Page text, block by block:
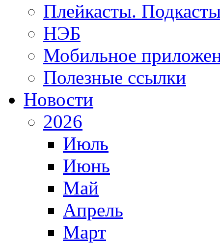
Плейкасты.
НЭБ
Мобильное
Полезные ссылки
Новости
2026
Июль
Июнь
Май
Апрель
Март